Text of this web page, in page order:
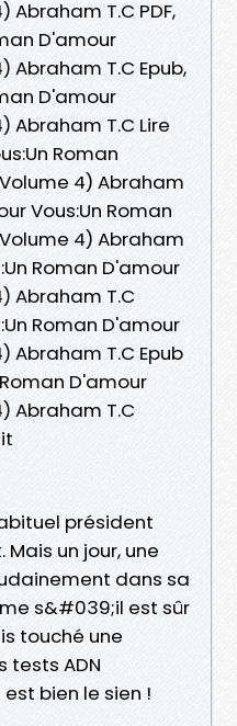
T.C PDF,
D'amour
T.C Epub,
D'amour
Abraham T.C Lire
Roman
4) Abraham
Vous:Un Roman
4) Abraham
Roman D'amour
Abraham T.C
Roman D'amour
Abraham T.C Epub
Roman D'amour
Abraham T.C
président
un jour, une
dans sa
s&#039;il est sûr
touché une
tests ADN
bien le sien !